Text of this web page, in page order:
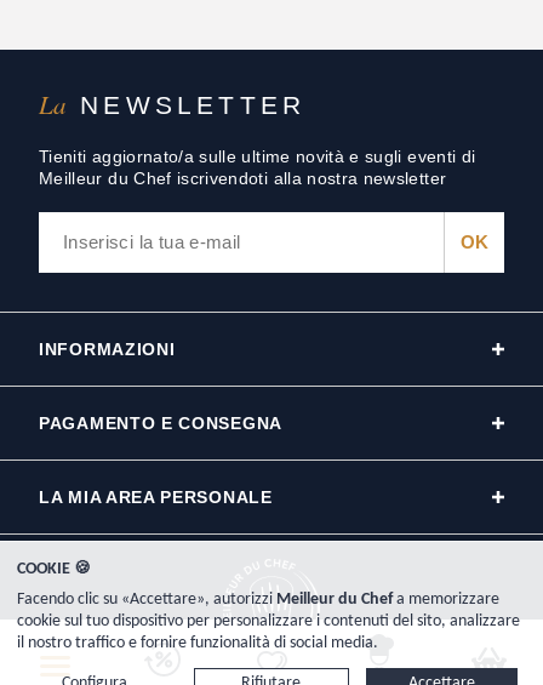
La NEWSLETTER
Tieniti aggiornato/a sulle ultime novità e sugli eventi di
Meilleur du Chef iscrivendoti alla nostra newsletter
INFORMAZIONI
PAGAMENTO E CONSEGNA
LA MIA AREA PERSONALE
Copyright © 2000-2026, www.meilleurduchef.com - Tutti i diritti riservati.
COOKIE 🍪
Facendo clic su «Accettare», autorizzi Meilleur du Chefa memorizzare
cookie sul tuo dispositivo per personalizzare i contenuti del sito, analizzare
il nostro traffico e fornire funzionalità di social media.